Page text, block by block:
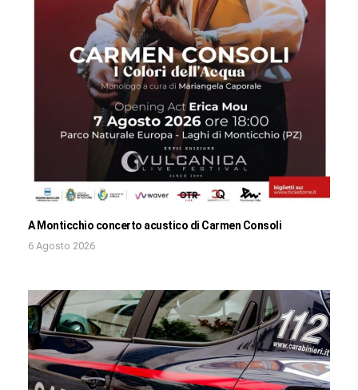
A Monticchio concerto acustico di Carmen Consoli
6 Agosto 2026